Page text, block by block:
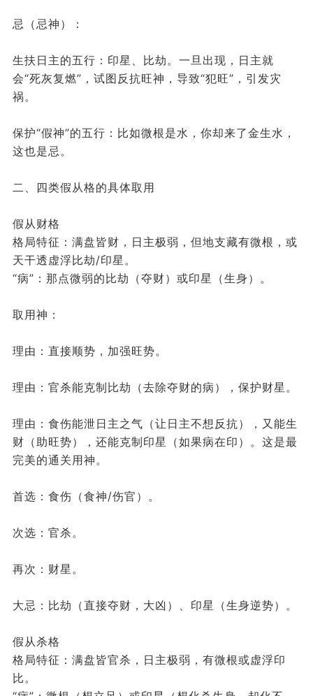
忌（忌神）：
生扶日主的五行：印星、比劫。一旦出现，日主就
会“死灰复燃”，试图反抗旺神，导致“犯旺”，引发灾
祸。
保护“假神”的五行：比如微根是水，你却来了金生水，
这也是忌。
二、四类假从格的具体取用
假从财格
格局特征：满盘皆财，日主极弱，但地支藏有微根，或
天干透虚浮比劫/印星。
“病”：那点微弱的比劫（夺财）或印星（生身）。
取用神：
理由：直接顺势，加强旺势。
理由：官杀能克制比劫（去除夺财的病），保护财星。
理由：食伤能泄日主之气（让日主不想反抗），又能生
财（助旺势），还能克制印星（如果病在印）。这是最
完美的通关用神。
首选：食伤（食神/伤官）。
次选：官杀。
再次：财星。
大忌：比劫（直接夺财，大凶）、印星（生身逆势）。
假从杀格
格局特征：满盘皆官杀，日主极弱，有微根或虚浮印
比。